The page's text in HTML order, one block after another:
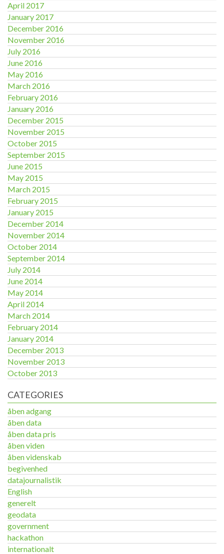
April 2017
January 2017
December 2016
November 2016
July 2016
June 2016
May 2016
March 2016
February 2016
January 2016
December 2015
November 2015
October 2015
September 2015
June 2015
May 2015
March 2015
February 2015
January 2015
December 2014
November 2014
October 2014
September 2014
July 2014
June 2014
May 2014
April 2014
March 2014
February 2014
January 2014
December 2013
November 2013
October 2013
CATEGORIES
åben adgang
åben data
åben data pris
åben viden
åben videnskab
begivenhed
datajournalistik
English
generelt
geodata
government
hackathon
internationalt